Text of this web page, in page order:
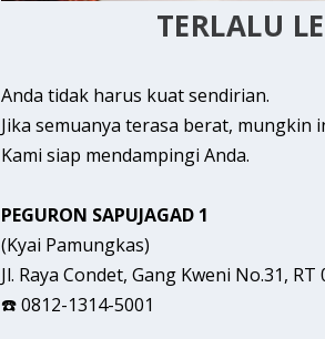
TERLALU
Anda tidak harus kuat sendirian.
Jika semuanya terasa berat, mungkin
Kami siap mendampingi Anda.
PEGURON SAPUJAGAD 1
(Kyai Pamungkas)
Jl. Raya Condet, Gang Kweni No.31,
☎️ 0812-1314-5001